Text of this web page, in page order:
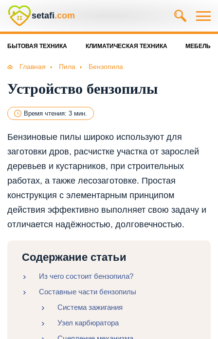
setafi.com
БЫТОВАЯ ТЕХНИКА КЛИМАТИЧЕСКАЯ ТЕХНИКА МЕБЕЛЬ
Главная Пила Бензопила
Устройство бензопилы
Время чтения: 3 мин.
Бензиновые пилы широко используют для
заготовки дров, расчистке участка от зарослей
деревьев и кустарников, при строительных
работах, а также лесозаготовке. Простая
конструкция с элементарным принципом
действия эффективно выполняет свою задачу и
отличается надёжностью, долговечностью.
Содержание статьи
Из чего состоит бензопила?
Составные части бензопилы
Система зажигания
Узел карбюратора